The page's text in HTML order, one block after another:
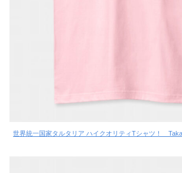
世界統一国家タルタリア ハイクオリティTシャツ！